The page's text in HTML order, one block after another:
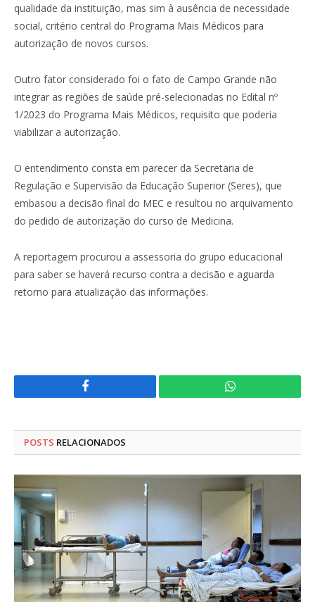
qualidade da instituição, mas sim à ausência de necessidade
social, critério central do Programa Mais Médicos para
autorização de novos cursos.
Outro fator considerado foi o fato de Campo Grande não
integrar as regiões de saúde pré-selecionadas no Edital nº
1/2023 do Programa Mais Médicos, requisito que poderia
viabilizar a autorização.
O entendimento consta em parecer da Secretaria de
Regulação e Supervisão da Educação Superior (Seres), que
embasou a decisão final do MEC e resultou no arquivamento
do pedido de autorização do curso de Medicina.
A reportagem procurou a assessoria do grupo educacional
para saber se haverá recurso contra a decisão e aguarda
retorno para atualização das informações.
Facebook WhatsApp
POSTS RELACIONADOS